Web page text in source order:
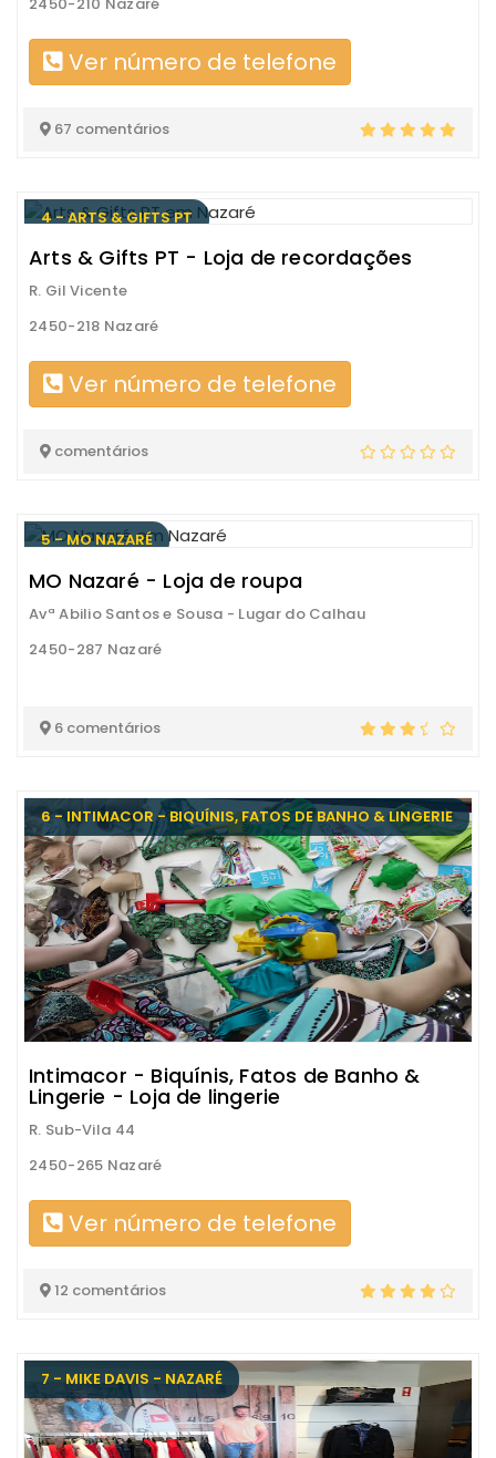
Ver número de telefone
67 comentários
4 - ARTS & GIFTS PT
Arts & Gifts PT - Loja de recordações
R. Gil Vicente
2450-218 Nazaré
Ver número de telefone
comentários
5 - MO NAZARÉ
MO Nazaré - Loja de roupa
Avª Abilio Santos e Sousa - Lugar do Calhau
2450-287 Nazaré
6 comentários
6 - INTIMACOR - BIQUÍNIS, FATOS DE BANHO & LINGERIE
Intimacor - Biquínis, Fatos de Banho &
Lingerie - Loja de lingerie
R. Sub-Vila 44
2450-265 Nazaré
Ver número de telefone
12 comentários
7 - MIKE DAVIS - NAZARÉ